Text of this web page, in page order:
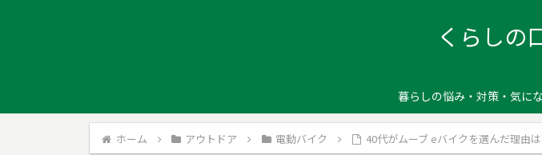
くらしの
暮らしの悩み・対策・気に
ホーム アウトドア 電動バイク 40代がムーブ eバイクを選んだ理由